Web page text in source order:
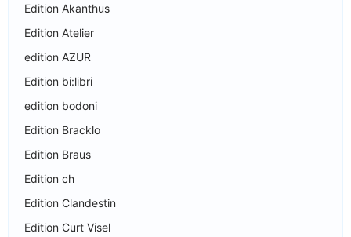
Edition Akanthus
Edition Atelier
edition AZUR
Edition bi:libri
edition bodoni
Edition Bracklo
Edition Braus
Edition ch
Edition Clandestin
Edition Curt Visel